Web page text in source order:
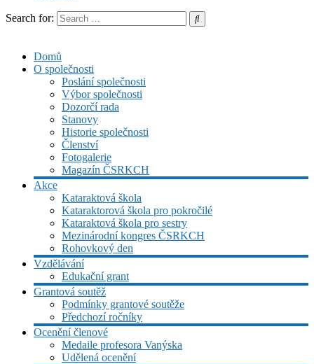
Search for:
Domů
O společnosti
Poslání společnosti
Výbor společnosti
Dozorčí rada
Stanovy
Historie společnosti
Členství
Fotogalerie
Magazín ČSRKCH
Akce
Kataraktová škola
Kataraktorová škola pro pokročilé
Kataraktová škola pro sestry
Mezinárodní kongres ČSRKCH
Rohovkový den
Vzdělávání
Edukační grant
Grantová soutěž
Podmínky grantové soutěže
Předchozí ročníky
Ocenění členové
Medaile profesora Vanýska
Udělená ocenění